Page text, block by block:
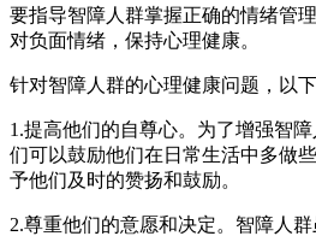
要指导智障人群掌握正确的情绪管
对负面情绪，保持心理健康。
针对智障人群的心理健康问题，以
1.提高他们的自尊心。为了增强智
们可以鼓励他们在日常生活中多做
予他们及时的赞扬和鼓励。
2.尊重他们的意愿和决定。智障人